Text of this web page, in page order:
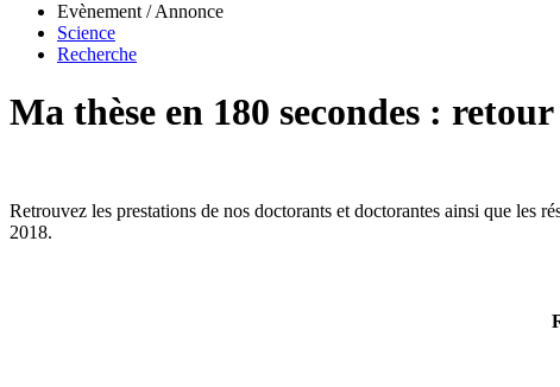
Evènement / Annonce
Science
Recherche
Ma thèse en 180 secondes :
Retrouvez les prestations de nos doctorants et doctorantes ainsi que
2018.